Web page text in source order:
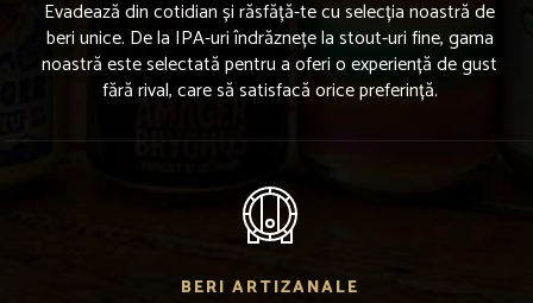
Evadează din cotidian și răsfăță-te cu selecția noastră de
beri unice. De la IPA-uri îndrăznețe la stout-uri fine, gama
noastră este selectată pentru a oferi o experiență de gust
fără rival, care să satisfacă orice preferință.
BERI ARTIZANALE